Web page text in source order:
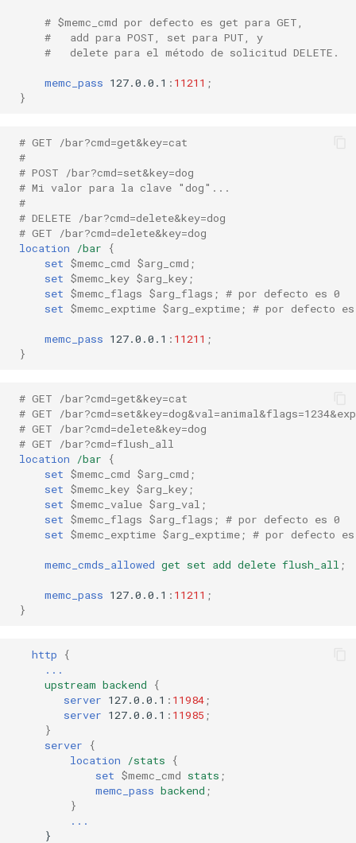
fileinfo
ftpclient
healthcheck
hmac
hoedown
httpipe
hyperscan
influx
injection
jit-uuid
jump-consistent-hash
jwt-verification
# $memc_cmd por defecto es get para GET,
#   add para POST, set para PUT, y
#   delete para el método de solicitud DELETE.
memc_pass 127.0.0.1 : 11211 ;
}
# GET /bar?cmd=get&key=cat
#
# POST /bar?cmd=set&key=dog
# Mi valor para la clave "dog"...
#
# DELETE /bar?cmd=delete&key=dog
# GET /bar?cmd=delete&key=dog
location
/bar
{
set $memc_cmd $arg_cmd ;
set $memc_key $arg_key ;
set $memc_flags $arg_flags ; # por defecto es 0
set $memc_exptime $arg_exptime ; # por defecto
memc_pass 127.0.0.1 : 11211 ;
}
# GET /bar?cmd=get&key=cat
# GET /
# GET /bar?cmd=delete&key=dog
# GET /bar?cmd=flush_all
location
/bar
{
set $memc_cmd $arg_cmd ;
set $memc_key $arg_key ;
set $memc_value $arg_val ;
set $memc_flags $arg_flags ; # por defecto es 0
set $memc_exptime $arg_exptime ; # por defecto
memc_cmds_allowed get set add delete flush_all ;
memc_pass 127.0.0.1 : 11211 ;
}
http
{
...
upstream backend
{
server 127.0.0.1 : 11984 ;
server 127.0.0.1 : 11985 ;
}
server
{
location
/stats
{
set $memc_cmd stats ;
memc_pass backend ;
}
...
}